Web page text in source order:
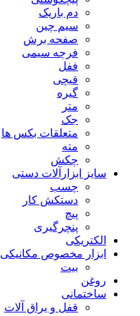
دم باریک
سیم چین
صفحه برش
فرچه سیمی
ففل
قیچی
گیره
متر
جک
متعلقات بکس ها
مته
چکش
سایز ابزارآلات دستی
چسب
دستکش کار
پیچ
پنچرگیری
الکتریکی
ابزار مخصوص مکانیکی
بیت
روغن
ساختمانی
قفل و یراق آلات